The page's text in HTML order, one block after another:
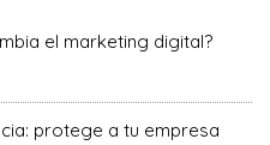
el marketing digital?
protege a tu empresa